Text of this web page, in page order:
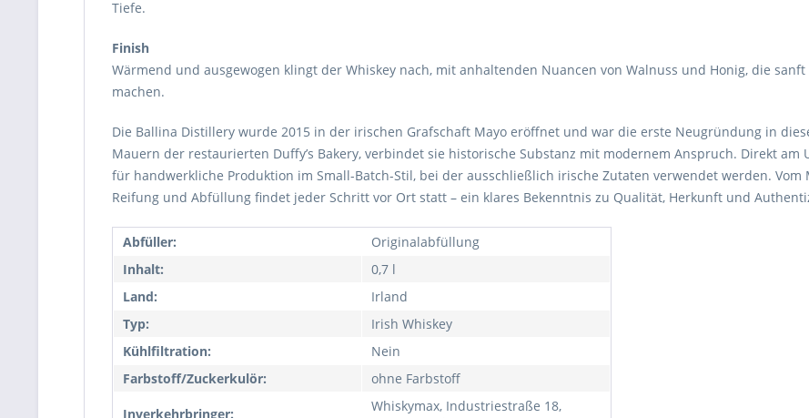
Tiefe.
Finish
Wärmend und ausgewogen klingt der Whiskey nach, mit anhaltenden Nuancen von Walnuss und Honig, die
machen.
Die Ballina Distillery wurde 2015 in der irischen Grafschaft Mayo eröffnet und war die erste Neugründung in
Mauern der restaurierten Duffy’s Bakery, verbindet sie historische Substanz mit modernem Anspruch. Direkt am
für handwerkliche Produktion im Small-Batch-Stil, bei der ausschließlich irische Zutaten verwendet werden.
Reifung und Abfüllung findet jeder Schritt vor Ort statt – ein klares Bekenntnis zu Qualität, Herkunft und
Abfüller:
Originalabfüllung
Inhalt:
0,7 l
Land:
Irland
Typ:
Irish Whiskey
Kühlfiltration:
Nein
Farbstoff/Zuckerkulör:
ohne Farbstoff
Inverkehrbringer:
Whiskymax, Industriestraße 18,